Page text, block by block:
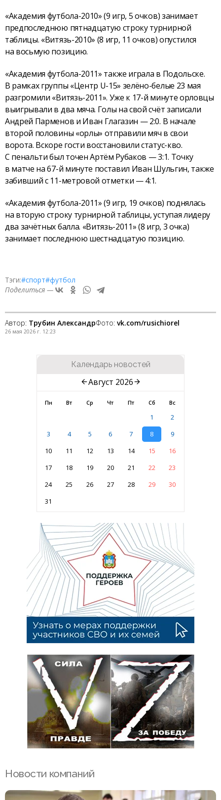
«Академия футбола-2010» (9 игр, 5 очков) занимает
предпоследнюю пятнадцатую строку турнирной
таблицы. «Витязь-2010» (8 игр, 11 очков) опустился
на восьмую позицию.
«Академия футбола-2011» также играла в Подольске.
В рамках группы «Центр U-15» зелёно-белые 23 мая
разгромили «Витязь-2011». Уже к 17-й минуте орловцы
выигрывали в два мяча. Голы на свой счёт записали
Андрей Парменов и Иван Глагазин — 2:0. В начале
второй половины «орлы» отправили мяч в свои
ворота. Вскоре гости восстановили статус-кво.
С пенальти был точен Артём Рубаков — 3:1. Точку
в матче на 67-й минуте поставил Иван Шульгин, также
забивший с 11-метровой отметки — 4:1.
«Академия футбола-2011» (9 игр, 19 очков) поднялась
на вторую строку турнирной таблицы, уступая лидеру
два зачётных балла. «Витязь-2011» (8 игр, 3 очка)
занимает последнюю шестнадцатую позицию.
Тэги:#спорт#футбол
Поделиться —
Автор: Трубин АлександрФото: vk.com/rusichiorel
26 мая 2026 г. 12:23
Календарь новостей
Август 2026
Пн Вт Ср Чт Пт Сб Вс
1
2
3
4 5 6 7 8
9
10
11 12 13 14 15
16
17
18 19 20 21 22
23
24
25 26 27 28 29
30
31
Новости компаний